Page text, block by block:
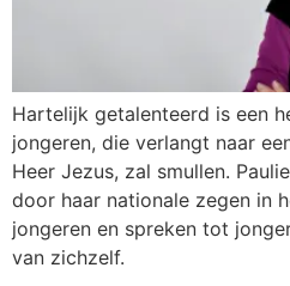
Hartelijk getalenteerd is een
jongeren, die verlangt naar
Heer Jezus, zal smullen.
door haar nationale zegen in
jongeren en spreken tot
van zichzelf.